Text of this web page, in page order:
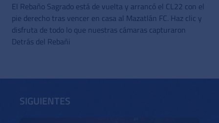
El Rebaño Sagrado está de vuelta y arrancó el CL22 con el
pie derecho tras vencer en casa al Mazatlán FC. Haz clic y
disfruta de todo lo que nuestras cámaras capturaron
Detrás del Rebañi
SIGUIENTES